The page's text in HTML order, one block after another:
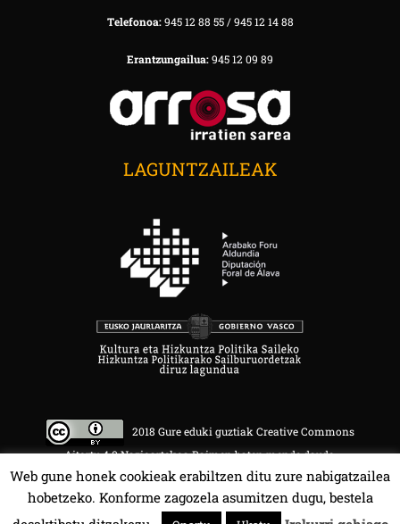
Telefonoa:945 12 88 55 / 945 12 14 88
Erantzungailua:945 12 09 89
LAGUNTZAILEAK
2018 Gure eduki guztiak Creative Commons
Aitortu 4.0 Nazioartekoa Baimen baten mende daude.
Web gune honek cookieak erabiltzen ditu zure nabigatzailea
hobetzeko. Konforme zagozela asumitzen dugu, bestela